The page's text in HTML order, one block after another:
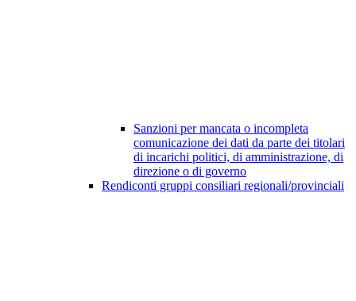
Sanzioni per mancata o incompleta
comunicazione dei dati da parte dei titolari
di incarichi politici, di amministrazione, di
direzione o di governo
Rendiconti gruppi consiliari regionali/provinciali